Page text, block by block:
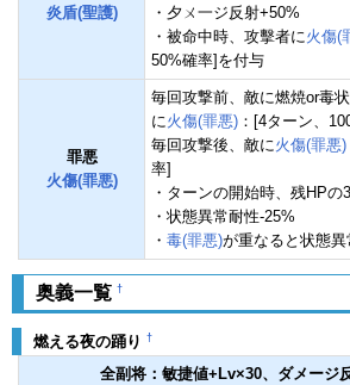
炎盾(聖護)
・夕ㄨ一ジ反射+50%
・被命中時、攻擊者に火傷(
50%確率]を付与
罪悪
火傷(罪悪)
毎回攻撃前、敵に燃焼or毒
に火傷(罪悪) ：[4ターン、
毎回攻撃後、敵に火傷(罪悪)
率]
・ターンの開始時、残HPの
・状態異常耐性-25%
・ 毒(罪悪)が重なると状態
奥義一覧 †
燃える夜の踊り †
全副将：敏捷値+Lv×30、ダメージ